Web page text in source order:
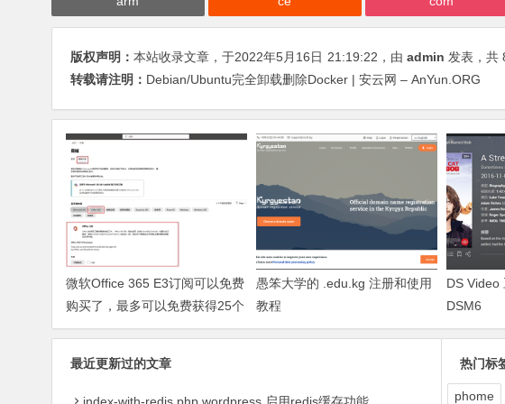
版权声明： 本站收录文章，于2022年5月16日 21:19:22 ，由 admin 发表，共
转载请注明： Debian/Ubuntu完全卸载删除Docker | 安云网 – AnYun.ORG
微软Office 365 E3订阅可以免费
购买了，最多可以免费获得25个
E3订阅，提供100GB的Outlook
愚笨大学的 .edu.kg 注册和使用
教程
DS Video
DSM6
最近更新过的文章
index-with-redis.php,wordpress 启用redis缓存功能
热门标
phome